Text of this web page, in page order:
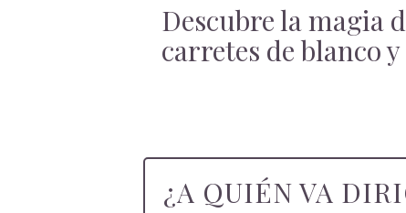
Descubre la magia
carretes de blanco
¿A QUIÉN VA